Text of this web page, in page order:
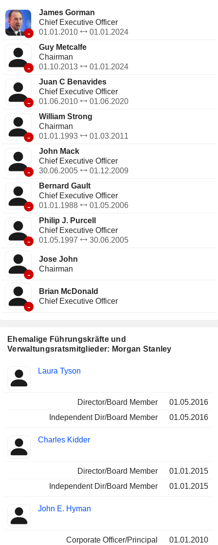
Ehemalige Führungskräfte und
Verwaltungsratsmitglieder: Morgan Stanley
Insider
Besetzte
Positionen
Laura Tyson
Director/Board Member
01.05.2016
Independent Dir/Board Member
01.05.2016
Charles Kidder
Director/Board Member
01.01.2015
Independent Dir/Board Member
01.01.2015
John E. Hyman
Corporate Officer/Principal 01.01.2010
-
James Gorman
Chief Executive Officer
01.01.2010
01.01.2024
-
Guy Metcalfe
Chairman
01.10.2013
01.01.2024
-
Juan C Benavides
Chief Executive Officer
01.06.2010
01.06.2020
-
William Strong
Chairman
01.01.1993
01.03.2011
-
John Mack
Chief Executive Officer
30.06.2005
01.12.2009
-
Bernard Gault
Chief Executive Officer
01.01.1988
01.05.2006
-
Philip J. Purcell
Chief Executive Officer
01.05.1997
30.06.2005
-
Jose John
Chairman
-
Brian McDonald
Chief Executive Officer